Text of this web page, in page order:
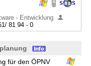
- Entwicklung
81 94 - 0
für den ÖPNV